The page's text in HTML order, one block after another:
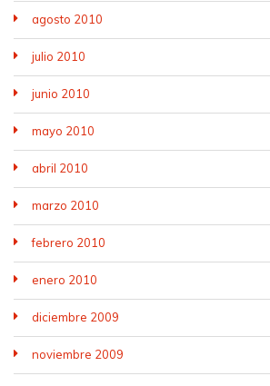
agosto 2010
julio 2010
junio 2010
mayo 2010
abril 2010
marzo 2010
febrero 2010
enero 2010
diciembre 2009
noviembre 2009